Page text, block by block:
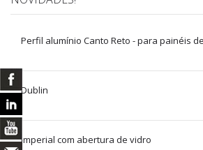
Perfil alumínio Canto Reto - para painéis
Dublin
Imperial com abertura de vidro